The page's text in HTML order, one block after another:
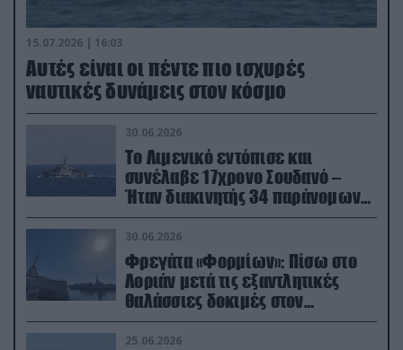
15.07.2026 | 16:03
Aυτές είναι οι πέντε πιο ισχυρές
ναυτικές δυνάμεις στον κόσμο
30.06.2026
Το Λιμενικό εντόπισε και
συνέλαβε 17χρονο Σουδανό –
Ήταν διακινητής 34 παράνομων
μεταναστών
30.06.2026
Φρεγάτα «Φορμίων»: Πίσω στο
Λοριάν μετά τις εξαντλητικές
θαλάσσιες δοκιμές στον
απαιτητικό Βισκαϊκό
25.06.2026